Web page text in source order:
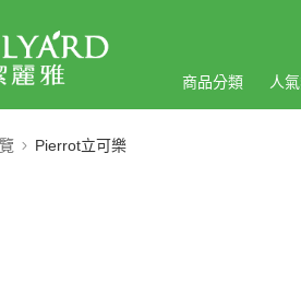
商品分類 人
Pierrot立可樂